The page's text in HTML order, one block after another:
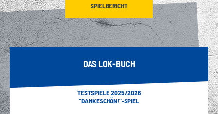
SPIELBERICHT
DAS LOK-BUCH
TESTSPIELE 2025/2026
"DANKESCHÖN!"-SPIEL